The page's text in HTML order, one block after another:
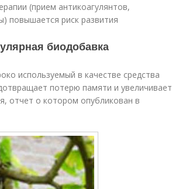
(прием антикоагулянтов,
повышается риск развития
биодобавка
используемый в качестве средства
потерю памяти и увеличивает
отчет о котором опубликован в